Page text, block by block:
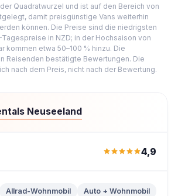
Quadratwurzel und ist auf den Bereich von
damit preisgünstige Vans weiterhin
können. Die Preise sind die niedrigsten
in NZD; in der Hochsaison von
kommen etwa 50–100 % hinzu. Die
Reisenden bestätigte Bewertungen. Die
nach dem Preis, nicht nach der Bewertung.
Neuseeland
4,9
Allrad-Wohnmobil Auto + Wohnmobil